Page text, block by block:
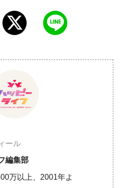
ール
編集部
万以上、2001年よ